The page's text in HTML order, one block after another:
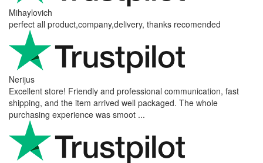
Mihaylovich
perfect all product,company,delivery, thanks recomended
Nerijus
Excellent store! Friendly and professional communication, fast
shipping, and the item arrived well packaged. The whole
purchasing experience was smoot ...